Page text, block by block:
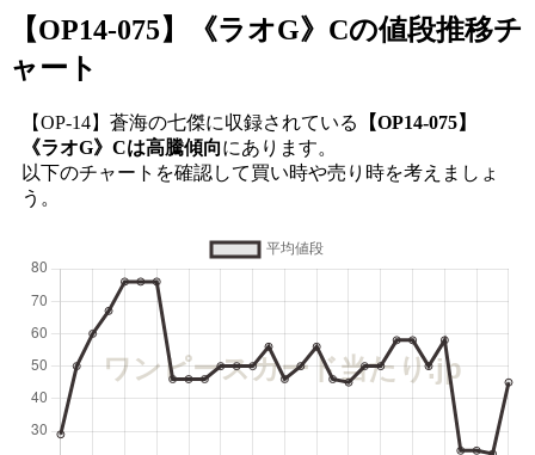
【OP14-075】《ラオG》Cの値段推移チ
ャート
【OP-14】蒼海の七傑に収録されている
【OP14-075】
《ラオG》Cは高騰傾向にあります。
以下のチャートを確認して買い時や売り時を考えましょ
う。